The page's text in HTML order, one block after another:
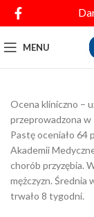
MENU
Ocena kliniczno –
przeprowadzona w
Pastę oceniało 64
Akademii
chorób przyzębia.
mężczyzn. Średnia
trwało 8 tygodni.